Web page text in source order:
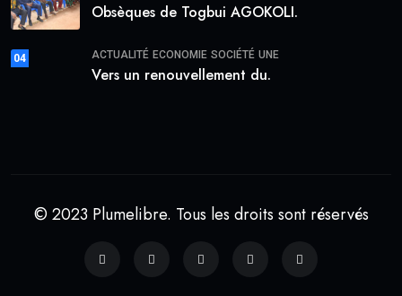
Obsèques de Togbui AGOKOLI.
04 ACTUALITÉ ECONOMIE SOCIÉTÉ UNE
Vers un renouvellement du.
© 2023 Plumelibre. Tous les droits sont réservés